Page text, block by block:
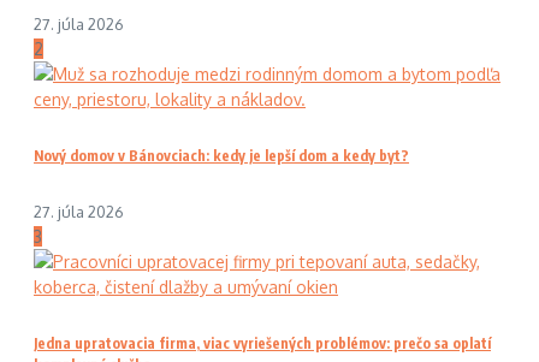
27. júla 2026
2
Nový domov v Bánovciach: kedy je lepší dom a kedy byt?
27. júla 2026
3
Jedna upratovacia firma, viac vyriešených problémov: prečo sa oplatí